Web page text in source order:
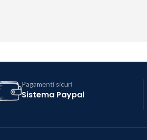
Pagamenti sicuri
Sistema Paypal